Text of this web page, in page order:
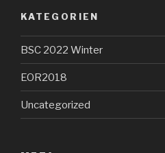
KATEGORIEN
BSC 2022 Winter
EOR2018
Uncategorized